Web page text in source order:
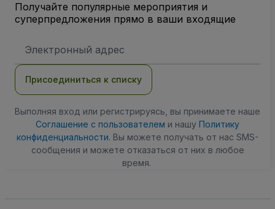
Получайте популярные мероприятия и
суперпредложения прямо в ваши входящие
электронной
Присоединиться к списку
Выполняя вход или регистрируясь, вы принимаете наше
Соглашение с пользователем и нашу Политику
конфиденциальности. Вы можете получать от нас SMS-
сообщения и можете отказаться от них в любое
время.